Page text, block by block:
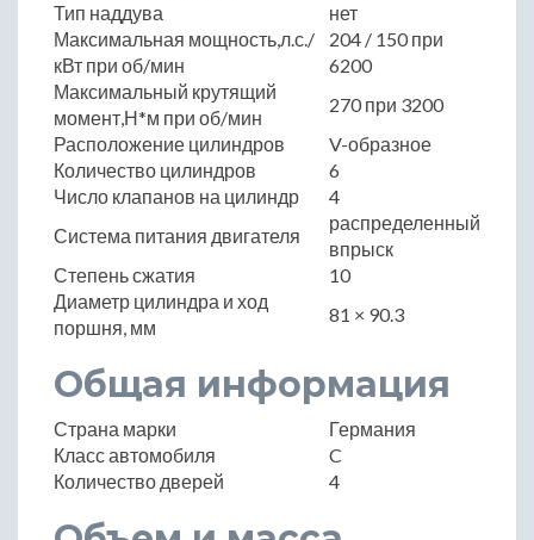
Тип наддува
нет
Максимальная мощность,л.с./
кВт при об/мин
204 / 150 при
6200
Максимальный крутящий
момент,Н*м при об/мин
270 при 3200
Расположение цилиндров
V-образное
Количество цилиндров
6
Число клапанов на цилиндр
4
Система питания двигателя
распределенный
впрыск
Степень сжатия
10
Диаметр цилиндра и ход
поршня, мм
81 × 90.3
Общая информация
Страна марки
Германия
Класс автомобиля
C
Количество дверей
4